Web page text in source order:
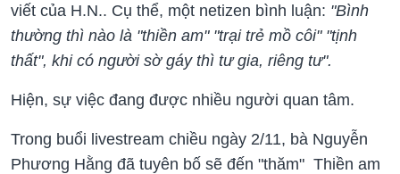
viết của H.N.. Cụ thể, một netizen bình luận: "Bình
thường thì nào là "thiền am" "trại trẻ mồ côi" "tịnh
thất", khi có người sờ gáy thì tư gia, riêng tư".
Hiện, sự việc đang được nhiều người quan tâm.
Trong buổi livestream chiều ngày 2/11, bà Nguyễn
Phương Hằng đã tuyên bố sẽ đến "thăm" Thiền am